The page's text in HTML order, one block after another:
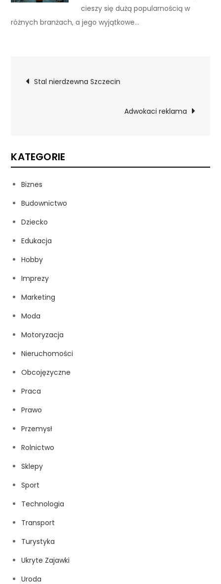
cieszy się dużą popularnością w
różnych branżach, a jego wyjątkowe…
Nawigacja
Stal nierdzewna Szczecin
Adwokaci reklama
KATEGORIE
Biznes
Budownictwo
Dziecko
Edukacja
Hobby
Imprezy
Marketing
Moda
Motoryzacja
Nieruchomości
Obcojęzyczne
Praca
Prawo
Przemysł
Rolnictwo
Sklepy
Sport
Technologia
Transport
Turystyka
Ukryte Zajawki
Uroda